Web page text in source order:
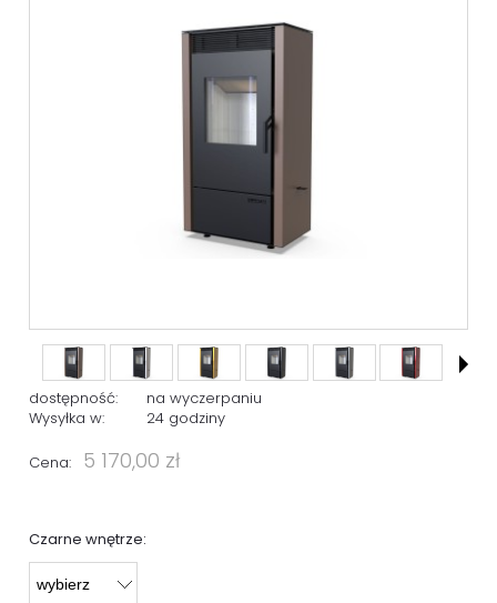
dostępność:
na wyczerpaniu
Wysyłka w:
24 godziny
Cena: 5 170,00 zł
Czarne wnętrze: